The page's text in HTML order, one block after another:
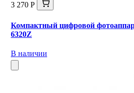
3 270 Р
Компактный цифровой
6320Z
В наличии